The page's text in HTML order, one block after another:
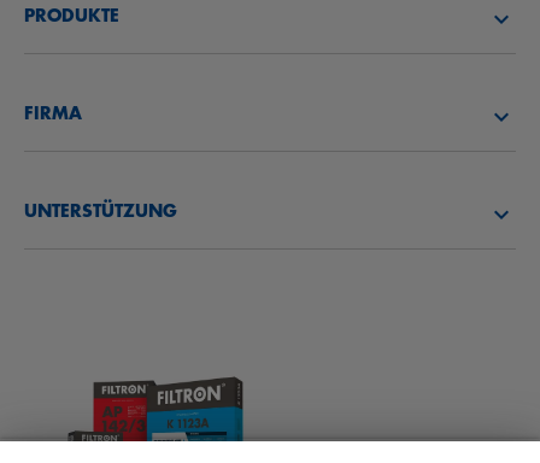
PRODUKTE
PROTECT+
FIRMA
UNTERSTÜTZUNG
FAQ